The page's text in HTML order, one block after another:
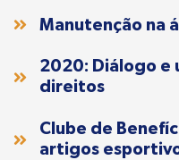
Manutenção na
2020: Diálogo e
direitos
Clube de
artigos